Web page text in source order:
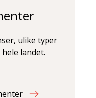
ulike typer
landet.